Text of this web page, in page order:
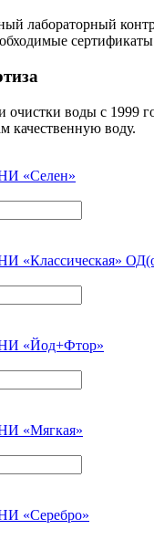
лабораторный
очистки воды с 1999
качественную воду.
«Селен»
«Йод+Фтор»
«Мягкая»
«Серебро»